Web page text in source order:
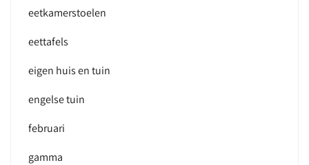
eetkamerstoelen
eettafels
eigen huis en tuin
engelse tuin
februari
gamma